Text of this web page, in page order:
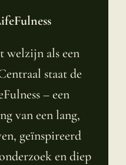
welzijn als een
staat de
– een
van een lang,
geïnspireerd
en diep